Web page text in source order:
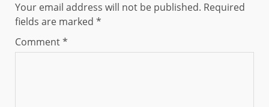
Your email address will not be published. Required
fields are marked *
Comment*